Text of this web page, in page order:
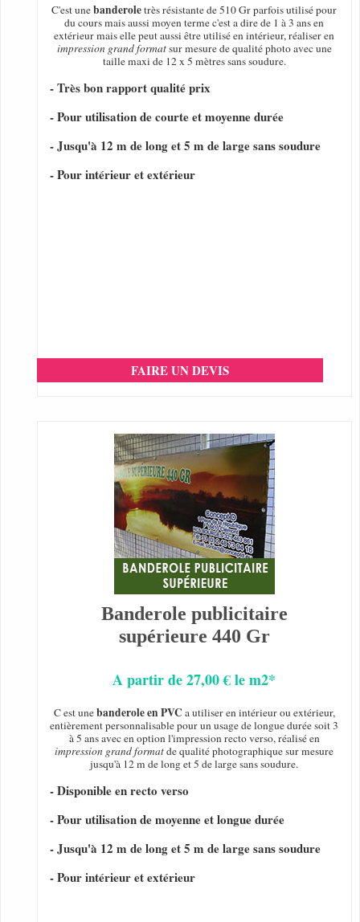
C'est unebanderoletrès résistante de 510 Gr parfois utilisé pour
du cours mais aussi moyen terme c'est a dire de 1 à 3 ans en
extérieur mais elle peut aussi être utilisé en intérieur, réaliser en
impression grand formatsur mesure de qualité photo avec une
taille maxi de 12 x 5 mètres sans soudure.
- Très bon rapport qualité prix
- Pour utilisation de courte et moyenne durée
- Jusqu'à 12 m de long et 5 m de large sans soudure
- Pour intérieur et extérieur
FAIRE UN DEVIS
Banderole publicitaire
supérieure 440 Gr
A partir de 27,00 € le m2*
C est unebanderole en PVC a utiliser en intérieur ou extérieur,
entièrement personnalisable pour un usage de longue durée soit 3
à 5 ans avec en option l'impression recto verso, réalisé en
impression grand formatde qualité photographique sur mesure
jusqu'à 12 m de long et 5 de large sans soudure.
- Disponible en recto verso
- Pour utilisation de moyenne et longue durée
- Jusqu'à 12 m de long et 5 m de large sans soudure
- Pour intérieur et extérieur